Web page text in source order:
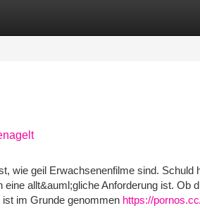
wie geil Erwachsenenfilme sind. Schuld
allt&auml;gliche Anforderung ist. Ob
im Grunde genommen https://